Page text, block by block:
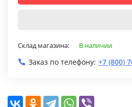
Склад магазина: В наличии
Заказ по телефону: +7 (800)